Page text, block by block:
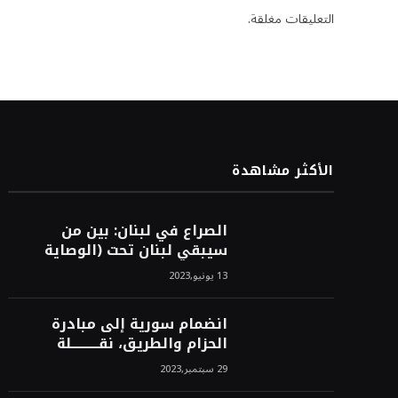
التعليقات مغلقة.
الأكثر مشاهدة
الصراع في لبنان: بين من
سيبقي لبنان تحت (الوصاية
الأمريكية)، وبين من سيخرج
لبنان من النفق الغربي!محمد13 يونيو,2023
انضمام سورية إلى مبادرة
الحزام والطريق، نقــــــــــلة
نوعــــــــــــية، استراتيجية، تاريخية،
نهائية، نحو الشرق!محمد محسن29 سبتمبر,2023